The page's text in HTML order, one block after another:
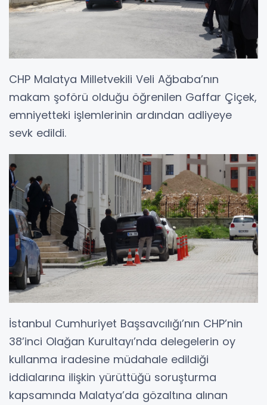
CHP Malatya Milletvekili Veli Ağbaba’nın
makam şoförü olduğu öğrenilen Gaffar Çiçek,
emniyetteki işlemlerinin ardından adliyeye
sevk edildi.
İstanbul Cumhuriyet Başsavcılığı’nın CHP’nin
38’inci Olağan Kurultayı’nda delegelerin oy
kullanma iradesine müdahale edildiği
iddialarına ilişkin yürüttüğü soruşturma
kapsamında Malatya’da gözaltına alınan